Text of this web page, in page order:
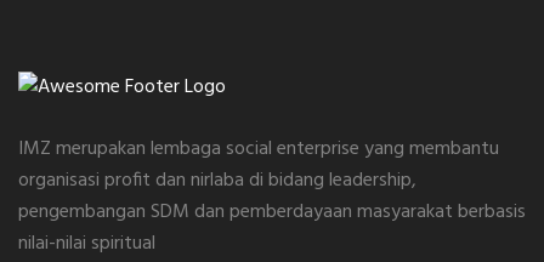
IMZ merupakan lembaga social enterprise yang membantu
organisasi profit dan nirlaba di bidang leadership,
pengembangan SDM dan pemberdayaan masyarakat berbasis
nilai-nilai spiritual